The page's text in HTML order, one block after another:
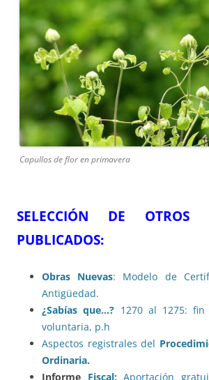
Capullos de flor en primavera
SELECCIÓN DE OTROS
PUBLICADOS:
Obras Nuevas: Modelo de
Antigüedad.
¿Sabías que…? 1270 al 1275:
voluntaria, p.h
Aspectos registrales del
Ordinaria.
Informe Fiscal:Aportación